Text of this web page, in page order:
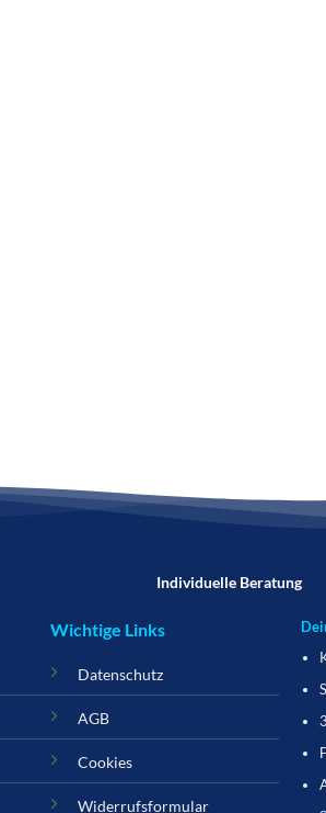
Individuelle Beratung
Wichtige Links
Datenschutz
AGB
Cookies
Widerrufsformular